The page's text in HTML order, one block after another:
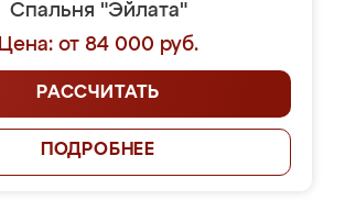
Спальня "Эйлата"
Цена: от 84 000 руб.
РАССЧИТАТЬ
ПОДРОБНЕЕ